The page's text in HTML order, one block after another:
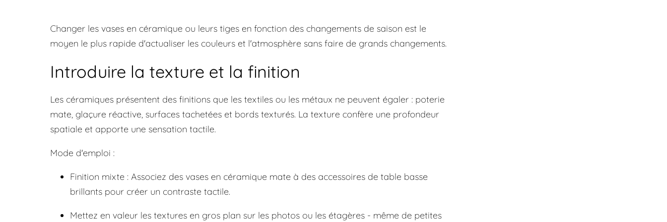
Changer les vases en céramique ou leurs tiges en fonction des changements de saison est le
moyen le plus rapide d'actualiser les couleurs et l'atmosphère sans faire de grands changements.
Introduire la texture et la finition
Les céramiques présentent des finitions que les textiles ou les métaux ne peuvent égaler : poterie
mate, glaçure réactive, surfaces tachetées et bords texturés. La texture confère une profondeur
spatiale et apporte une sensation tactile.
Mode d'emploi :
Finition mixte : Associez des vases en céramique mate à des accessoires de table basse
brillants pour créer un contraste tactile.
Mettez en valeur les textures en gros plan sur les photos ou les étagères - même de petites